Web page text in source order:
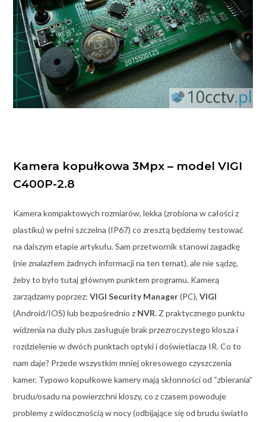
Kamera kopułkowa 3Mpx – model VIGI
C400P-2.8
Kamera kompaktowych rozmiarów, lekka (zrobiona w całości z
plastiku) w pełni szczelna (IP67) co zresztą będziemy testować
na dalszym etapie artykułu. Sam przetwornik stanowi zagadkę
(nie znalazłem żadnych informacji na ten temat), ale nie sądzę,
żeby to było tutaj głównym punktem programu. Kamerą
zarządzamy poprzez: VIGI Security Manager(PC), VIGI
(Android/IOS) lub bezpośrednio z NVR. Z praktycznego punktu
widzenia na duży plus zasługuje brak przezroczystego klosza i
rozdzielenie w dwóch punktach optyki i doświetlacza IR. Co to
nam daje? Przede wszystkim mniej okresowego czyszczenia
kamer. Typowo kopułkowe kamery mają skłonności od “zbierania”
brudu/osadu na powierzchni kloszy, co z czasem powoduje
problemy z widocznością w nocy (odbijające się od brudu światło